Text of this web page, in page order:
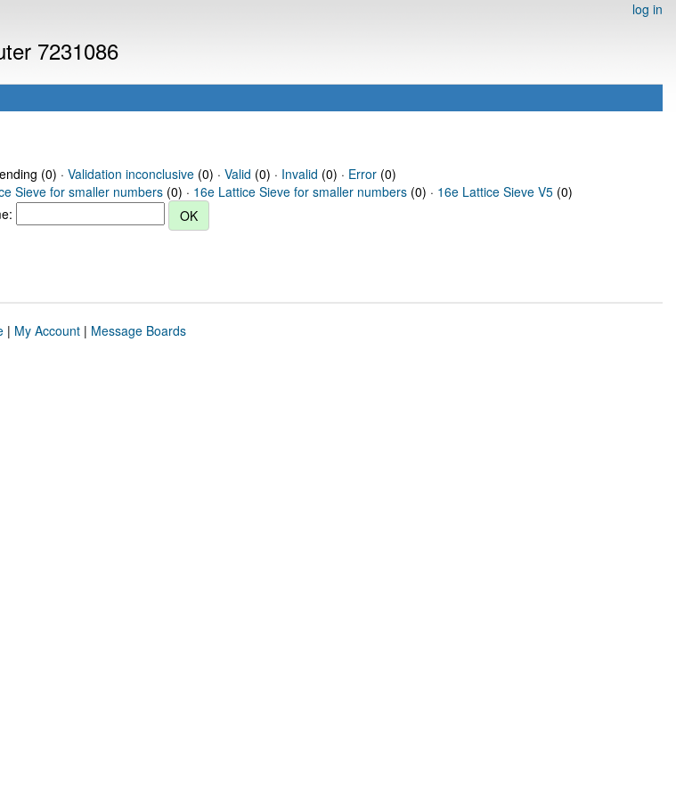
log in
7231086
(0) · Validation inconclusive(0) · Valid (0) · Invalid (0) · Error(0)
Sieve for smaller numbers (0) · 16e Lattice Sieve for smaller numbers (0) · 16e Lattice Sieve V5 (0)
| My Account| Message Boards